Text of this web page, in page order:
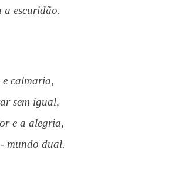
a escuridão.
e calmaria,
sem igual,
e a alegria,
- mundo dual.